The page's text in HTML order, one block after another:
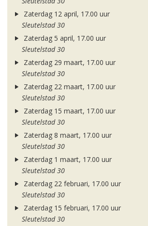
Zaterdag 12 april, 17.00 uur
Sleutelstad 30
Zaterdag 5 april, 17.00 uur
Sleutelstad 30
Zaterdag 29 maart, 17.00 uur
Sleutelstad 30
Zaterdag 22 maart, 17.00 uur
Sleutelstad 30
Zaterdag 15 maart, 17.00 uur
Sleutelstad 30
Zaterdag 8 maart, 17.00 uur
Sleutelstad 30
Zaterdag 1 maart, 17.00 uur
Sleutelstad 30
Zaterdag 22 februari, 17.00 uur
Sleutelstad 30
Zaterdag 15 februari, 17.00 uur
Sleutelstad 30